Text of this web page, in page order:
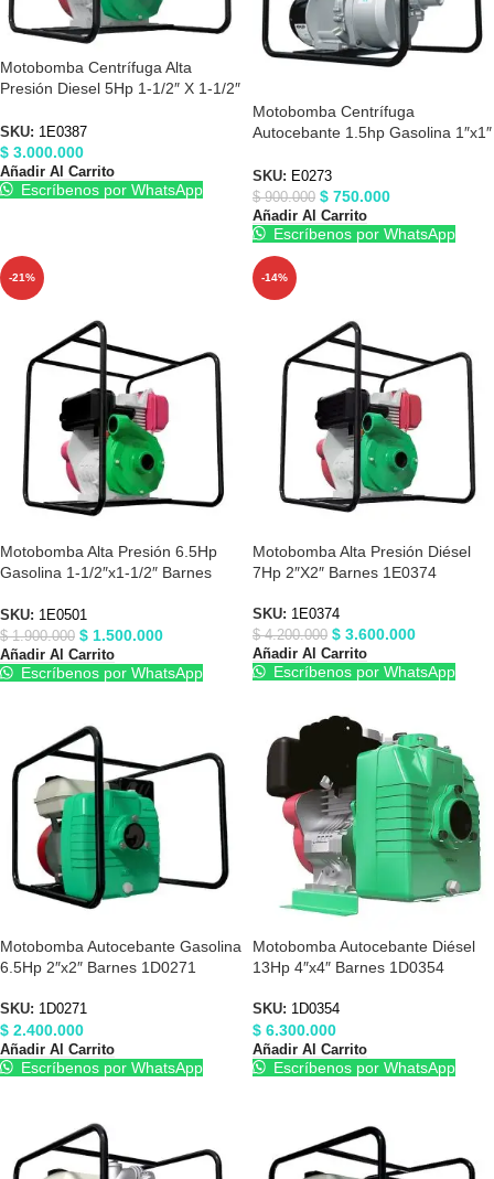
Motobomba Centrífuga Alta
Presión Diesel 5Hp 1-1/2″ X 1-1/2″
SKU: 1E0387
$ 3.000.000
Añadir Al Carrito
Escríbenos por WhatsApp
Motobomba Centrífuga
Autocebante 1.5hp Gasolina 1″x1″
SKU: E0273
$900.000 $ 750.000
Añadir Al Carrito
Escríbenos por WhatsApp
-21%
Motobomba Alta Presión 6.5Hp
Gasolina 1-1/2″x1-1/2″ Barnes
SKU: 1E0501
$1.900.000 $ 1.500.000
Añadir Al Carrito
Escríbenos por WhatsApp
-14%
Motobomba Alta Presión Diésel
7Hp 2″X2″ Barnes 1E0374
SKU: 1E0374
$4.200.000 $ 3.600.000
Añadir Al Carrito
Escríbenos por WhatsApp
Motobomba Autocebante Gasolina
6.5Hp 2″x2″ Barnes 1D0271
SKU: 1D0271
$ 2.400.000
Añadir Al Carrito
Escríbenos por WhatsApp
Motobomba Autocebante Diésel
13Hp 4″x4″ Barnes 1D0354
SKU: 1D0354
$ 6.300.000
Añadir Al Carrito
Escríbenos por WhatsApp